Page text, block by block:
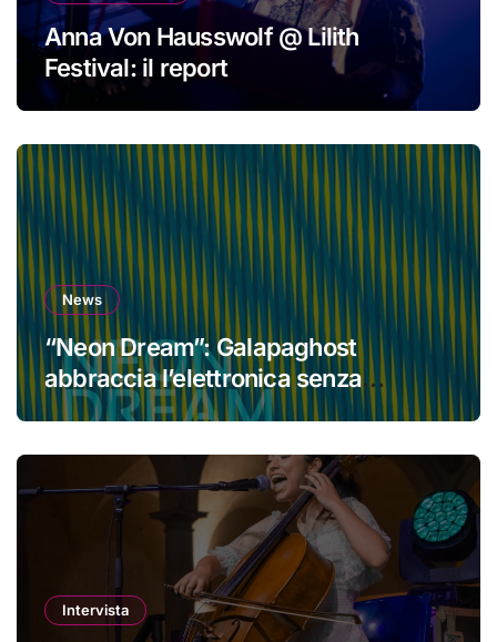
Anna Von Hausswolf @ Lilith
Festival: il report
News
“Neon Dream”: Galapaghost
abbraccia l’elettronica senza
perdere la propria identità
Intervista